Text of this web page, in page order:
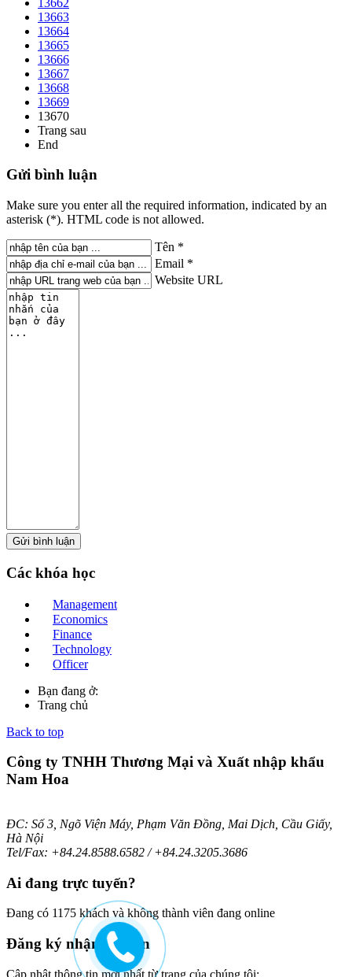
13663
13664
13665
13666
13667
13668
13669
13670
Trang sau
End
Gửi bình luận
Make sure you enter all the required information, indicated by an
asterisk (*). HTML code is not allowed.
Tên *
Email *
Website URL
Các khóa học
Management
Economics
Finance
Technology
Officer
Bạn đang ở:
Trang chủ
Back to top
Công ty TNHH Thương Mại và Xuất nhập khẩu
Nam Hoa
ĐC: Số 3, Ngõ Viện Máy, Phạm Văn Đồng, Mai Dịch, Cầu Giấy,
Hà Nội
Tel/Fax: +84.24.8588.6582 / +84.24.3205.3686
Ai đang trực tuyến?
Đang có 1175 khách và không thành viên đang online
Đăng ký nhận bản tin
Cập nhật thông tin mới nhất từ trang của chúng tôi: